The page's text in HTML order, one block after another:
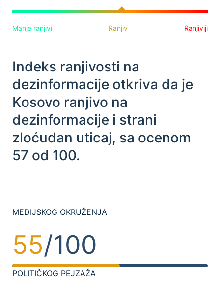
Manje ranjivi Ranjiv Ranjiviji
Indeks ranjivosti na
dezinformacije otkriva da je
Kosovo ranjivo na
dezinformacije i strani
zloćudan uticaj, sa ocenom
57 od 100.
MEDIJSKOG OKRUŽENJA
55/100
POLITIČKOG PEJZAŽA